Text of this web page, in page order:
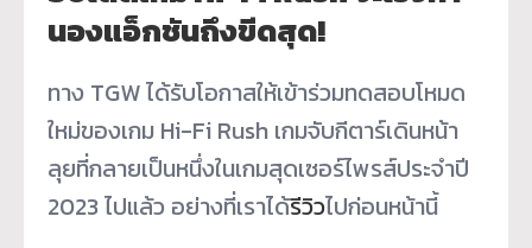
นองแอ็กชันถึงขีดสุด!
ทาง TGW ได้รับโอกาสให้เข้าร่วมทดสอบโหมด
ใหม่ของเกม Hi-Fi Rush เกมจับกีตาร์เดินหน้า
ลุยที่กลายเป็นหนึ่งในเกมสุดเซอร์ไพรส์ประจำปี
2023 ไปแล้ว อย่างที่เราได้รีวิวไปก่อนหน้านี้